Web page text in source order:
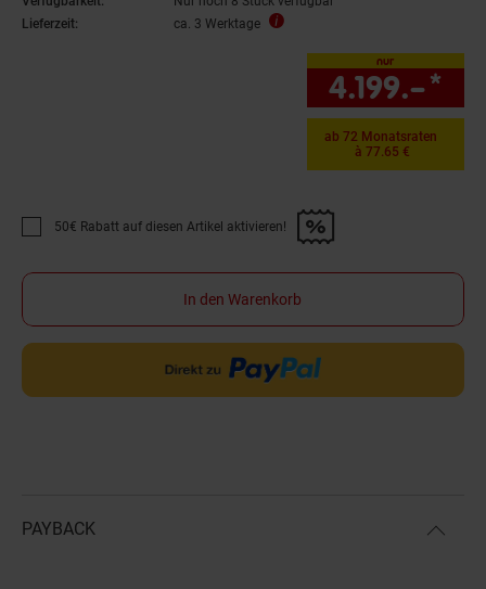
Lieferzeit:
ca. 3 Werktage
nur
4.199.–*
ab 72 Monatsraten
à 77.65 €
Promotion "50€ Rabatt auf diesen Artikel aktivieren!" anwenden
50€ Rabatt auf diesen Artikel aktivieren!
In den Warenkorb
PAYBACK